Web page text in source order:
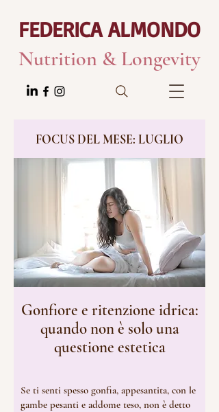
FEDERICA ALMONDO
Nutrition & Longevity
FOCUS DEL MESE: LUGLIO
Gonfiore e ritenzione idrica:
quando non è solo una
questione estetica
Se ti senti spesso gonfia, appesantita, con le
gambe pesanti e addome teso, non è detto